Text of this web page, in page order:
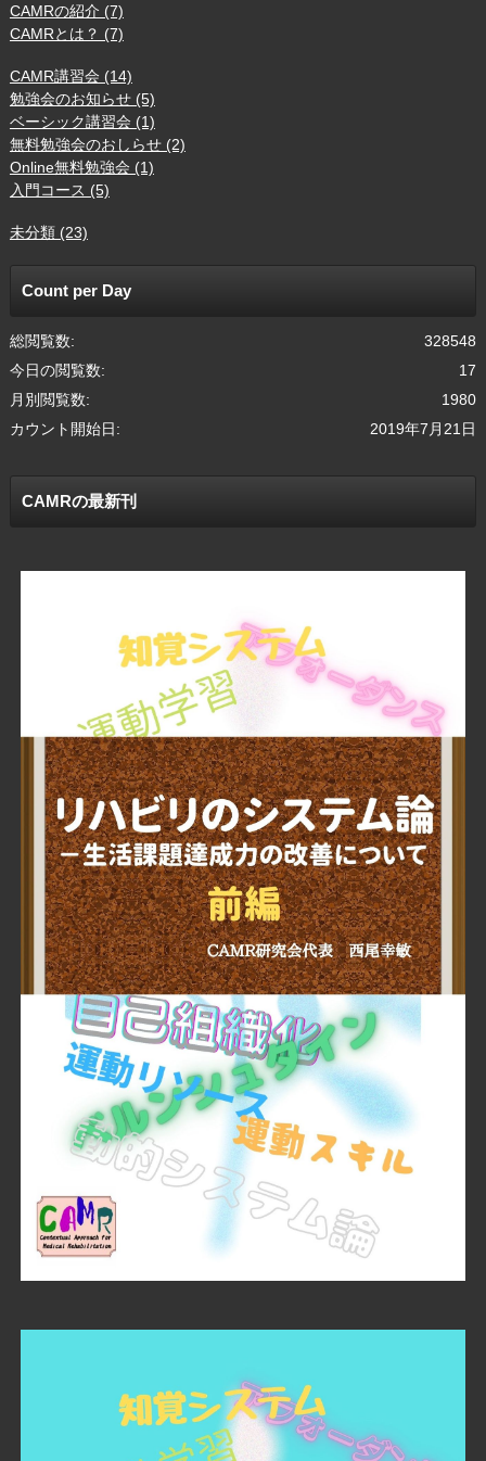
CAMRの紹介 (7)
CAMRとは？ (7)
CAMR講習会 (14)
勉強会のお知らせ (5)
ベーシック講習会 (1)
無料勉強会のおしらせ (2)
Online無料勉強会 (1)
入門コース (5)
未分類 (23)
Count per Day
328548
総閲覧数:
17
今日の閲覧数:
1980
月別閲覧数:
2019年7月21日
カウント開始日:
CAMRの最新刊